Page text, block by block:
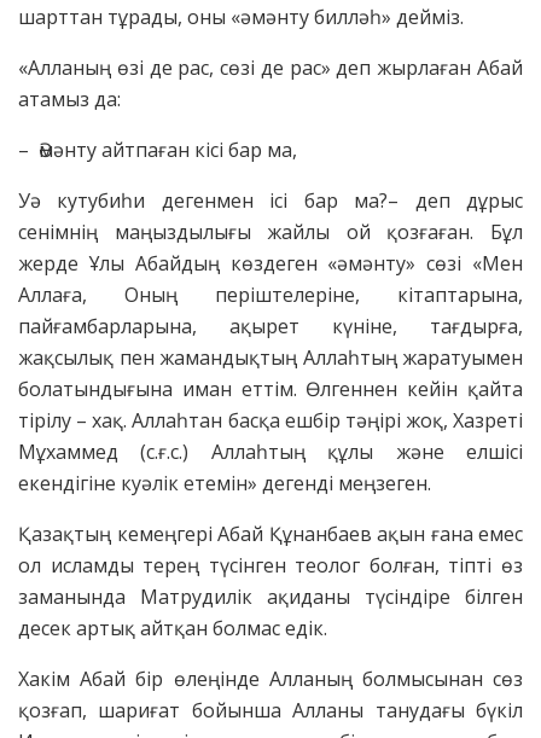
шарттан тұрады, оны «әмәнту билләһ» дейміз.
«Алланың өзі де рас, сөзі де рас» деп жырлаған Абай
атамыз да:
– Әмәнту айтпаған кісі бар ма,
Уә кутубиһи дегенмен ісі бар ма?– деп дұрыс
сенімнің маңыздылығы жайлы ой қозғаған. Бұл
жерде Ұлы Абайдың көздеген «әмәнту» сөзі «Мен
Аллаға, Оның періштелеріне, кітаптарына,
пайғамбарларына, ақырет күніне, тағдырға,
жақсылық пен жамандықтың Аллаһтың жаратуымен
болатындығына иман еттім. Өлгеннен кейін қайта
тірілу – хақ. Аллаһтан басқа ешбір тәңірі жоқ, Хазреті
Мұхаммед (с.ғ.с.) Аллаһтың құлы және елшісі
екендігіне куәлік етемін» дегенді меңзеген.
Қазақтың кемеңгері Абай Құнанбаев ақын ғана емес
ол исламды терең түсінген теолог болған, тіпті өз
заманында Матрудилік ақиданы түсіндіре білген
десек артық айтқан болмас едік.
Хакім Абай бір өлеңінде Алланың болмысынан сөз
қозғап, шариғат бойынша Алланы танудағы бүкіл